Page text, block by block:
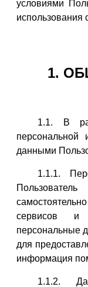
условиями
использования
1.
1.1. В
персональной
данными
1.1.1.
сервисов и
персональные
для
информация
1.1.2.